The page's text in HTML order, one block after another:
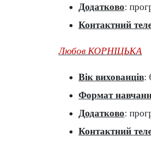
Додатково:
Контактний
Любов КОРНІЦЬКА
Вік вихованців:
Формат
Додатково:
Контактний